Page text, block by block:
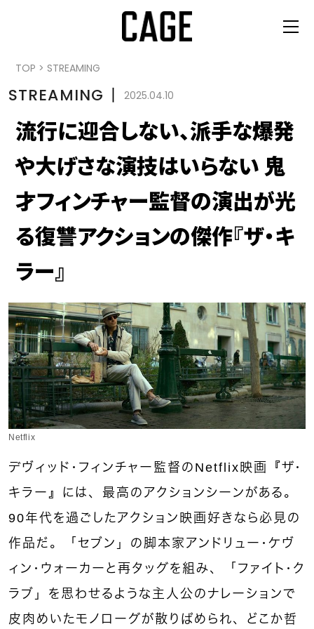
TOP > STREAMING
STREAMING 丨 2025.04.10
流行に迎合しない、派手な爆発
や大げさな演技はいらない 鬼
才フィンチャー監督の演出が光
る復讐アクションの傑作『ザ・キ
ラー』
Netflix
デヴィッド・フィンチャー監督のNetflix映画『ザ・
キラー』には、最高のアクションシーンがある。
90年代を過ごしたアクション映画好きなら必見の
作品だ。「セブン」の脚本家アンドリュー・ケヴ
ィン・ウォーカーと再タッグを組み、「ファイト・ク
ラブ」を思わせるような主人公のナレーションで
皮肉めいたモノローグが散りばめられ、どこか哲